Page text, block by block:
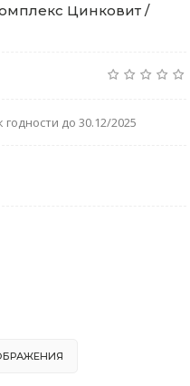
Цинковит /
до 30.12/2025